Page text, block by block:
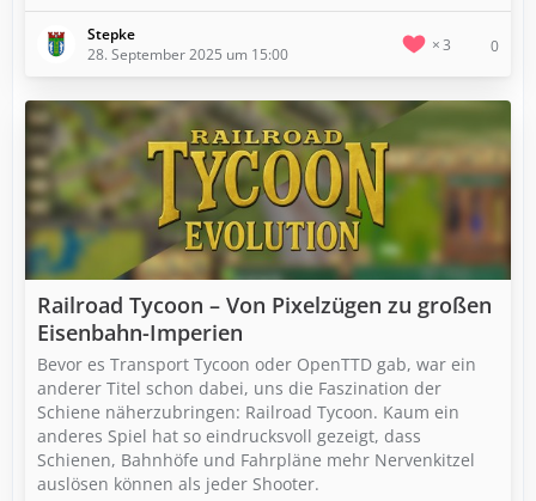
Stepke
28. September 2025 um 15:00
3 0
Railroad Tycoon – Von Pixelzügen zu großen
Eisenbahn-Imperien
Bevor es Transport Tycoon oder OpenTTD gab, war ein
anderer Titel schon dabei, uns die Faszination der
Schiene näherzubringen: Railroad Tycoon. Kaum ein
anderes Spiel hat so eindrucksvoll gezeigt, dass
Schienen, Bahnhöfe und Fahrpläne mehr Nervenkitzel
auslösen können als jeder Shooter.